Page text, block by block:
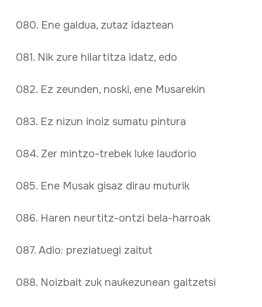
080. Ene galdua, zutaz idaztean
081. Nik zure hilartitza idatz, edo
082. Ez zeunden, noski, ene Musarekin
083. Ez nizun inoiz sumatu pintura
084. Zer mintzo-trebek luke laudorio
085. Ene Musak gisaz dirau muturik
086. Haren neurtitz-ontzi bela-harroak
087. Adio: preziatuegi zaitut
088. Noizbait zuk naukezunean gaitzetsi